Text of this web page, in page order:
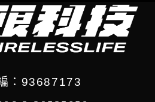
：93687173